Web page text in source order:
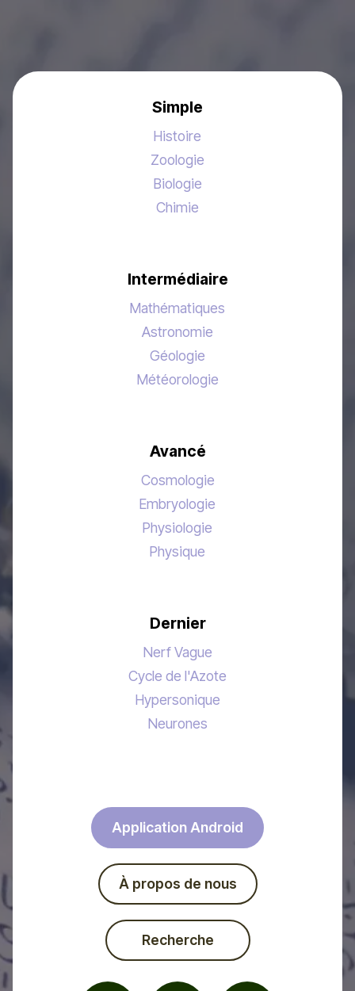
Simple
Histoire
Zoologie
Biologie
Chimie
Intermédiaire
Mathématiques
Astronomie
Géologie
Météorologie
Avancé
Cosmologie
Embryologie
Physiologie
Physique
Dernier
Nerf Vague
Cycle de l'Azote
Hypersonique
Neurones
Application Android
À propos de nous
Recherche